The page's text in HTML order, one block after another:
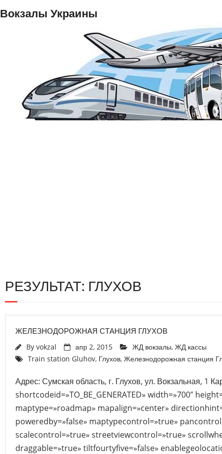
Вокзалы Украины
РЕЗУЛЬТАТ: ГЛУХОВ
ЖЕЛЕЗНОДОРОЖНАЯ СТАНЦИЯ ГЛУХОВ
By vokzal апр 2, 2015 ЖД вокзалы, ЖД кассы
Train station Gluhov, Глухов, Железнодорожная станция
Адрес: Сумская область, г. Глухов, ул. Вокзальная, 1
shortcodeid=»TO_BE_GENERATED» width=»700″
maptype=»roadmap» mapalign=»center»
poweredby=»false» maptypecontrol=»true»
scalecontrol=»true» streetviewcontrol=»true»
draggable=»true» tiltfourtyfive=»false»